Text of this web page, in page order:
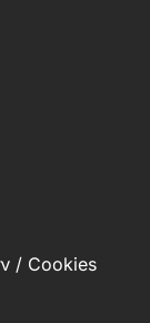
/ Cookies